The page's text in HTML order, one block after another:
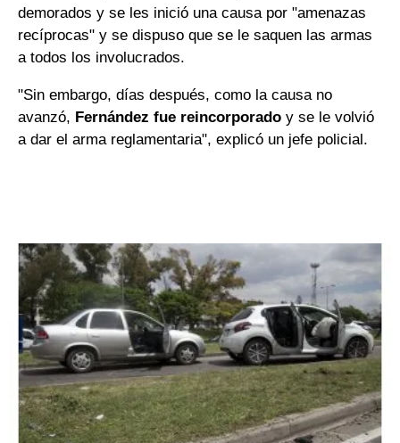
demorados y se les inició una causa por "amenazas
recíprocas" y se dispuso que se le saquen las armas
a todos los involucrados.
"Sin embargo, días después, como la causa no
avanzó, Fernández fue reincorporado y se le volvió
a dar el arma reglamentaria", explicó un jefe policial.